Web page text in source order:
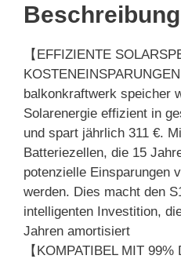
Beschreibung
【EFFIZIENTE
balkonkraftwerk speicher
Solarenergie effizient in
und spart jährlich 311 €.
Batteriezellen, die 15
potenzielle Einsparungen
werden. Dies macht den
intelligenten Investition,
Jahren amortisiert
【KOMPATIBEL MIT